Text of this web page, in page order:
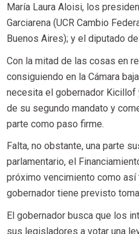
⁠María Laura Aloisi, los
Garciarena (UCR Cambio
Buenos Aires); y el diputado
Con la mitad de las cosas en
consiguiendo en la Cámara
necesita el gobernador Kicillof
de su segundo mandato y
parte como paso firme.
Falta, no obstante, una parte
parlamentario, el
próximo vencimiento como así
gobernador tiene previsto
El gobernador busca que los
sus legisladores a votar una